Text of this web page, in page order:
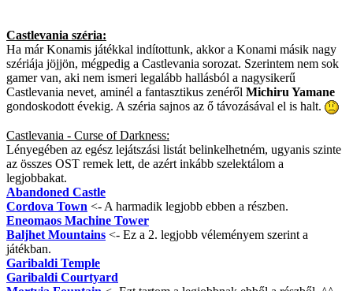
Castlevania széria:
Ha már Konamis játékkal indítottunk, akkor a Konami másik nagy
szériája jöjjön, mégpedig a Castlevania sorozat. Szerintem nem sok
gamer van, aki nem ismeri legalább hallásból a nagysikerű
Castlevania nevet, aminél a fantasztikus zenéről Michiru Yamane
gondoskodott évekig. A széria sajnos az ő távozásával el is halt.
Castlevania - Curse of Darkness:
Lényegében az egész lejátszási listát belinkelhetném, ugyanis szinte
az összes OST remek lett, de azért inkább szelektálom a
legjobbakat.
Abandoned Castle
Cordova Town <- A harmadik legjobb ebben a részben.
Eneomaos Machine Tower
Baljhet Mountains <- Ez a 2. legjobb véleményem szerint a
játékban.
Garibaldi Temple
Garibaldi Courtyard